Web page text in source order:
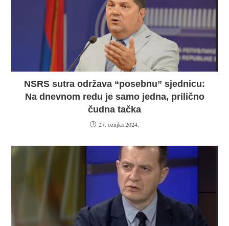
NSRS sutra održava “posebnu” sjednicu:
Na dnevnom redu je samo jedna, prilično
čudna tačka
27. ožujka 2024.